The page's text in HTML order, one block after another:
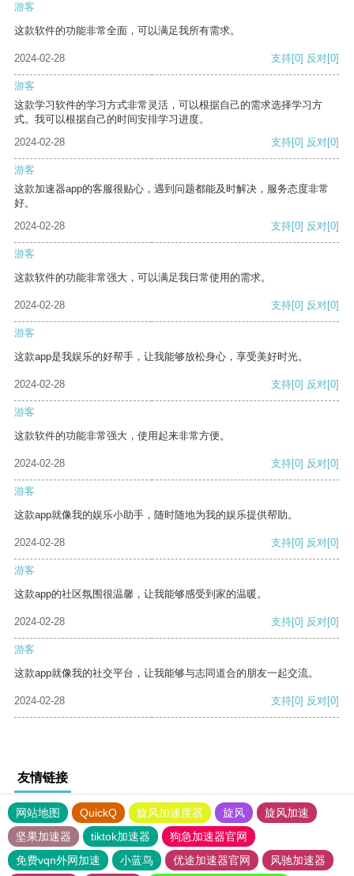
游客
这款软件的功能非常全面，可以满足我所有需求。
2024-02-28 支持[0] 反对[0]
游客
这款学习软件的学习方式非常灵活，可以根据自己的需求选择学习方
式。我可以根据自己的时间安排学习进度。
2024-02-28
支持[0] 反对[0]
游客
这款加速器app的客服很贴心，遇到问题都能及时解决，服务态度非常
好。
2024-02-28
支持[0] 反对[0]
游客
这款软件的功能非常强大，可以满足我日常使用的需求。
2024-02-28 支持[0] 反对[0]
游客
这款app是我娱乐的好帮手，让我能够放松身心，享受美好时光。
2024-02-28 支持[0] 反对[0]
游客
这款软件的功能非常强大，使用起来非常方便。
2024-02-28 支持[0] 反对[0]
游客
这款app就像我的娱乐小助手，随时随地为我的娱乐提供帮助。
2024-02-28 支持[0] 反对[0]
游客
这款app的社区氛围很温馨，让我能够感受到家的温暖。
2024-02-28 支持[0] 反对[0]
游客
这款app就像我的社交平台，让我能够与志同道合的朋友一起交流。
2024-02-28 支持[0] 反对[0]
友情链接
网站地图 QuickQ 旋风加速度器 旋风
旋风加速
坚果加速器
tiktok加速器
狗急加速器官网
免费vqn外网加速
小蓝鸟 优途加速器官网 风驰加速器